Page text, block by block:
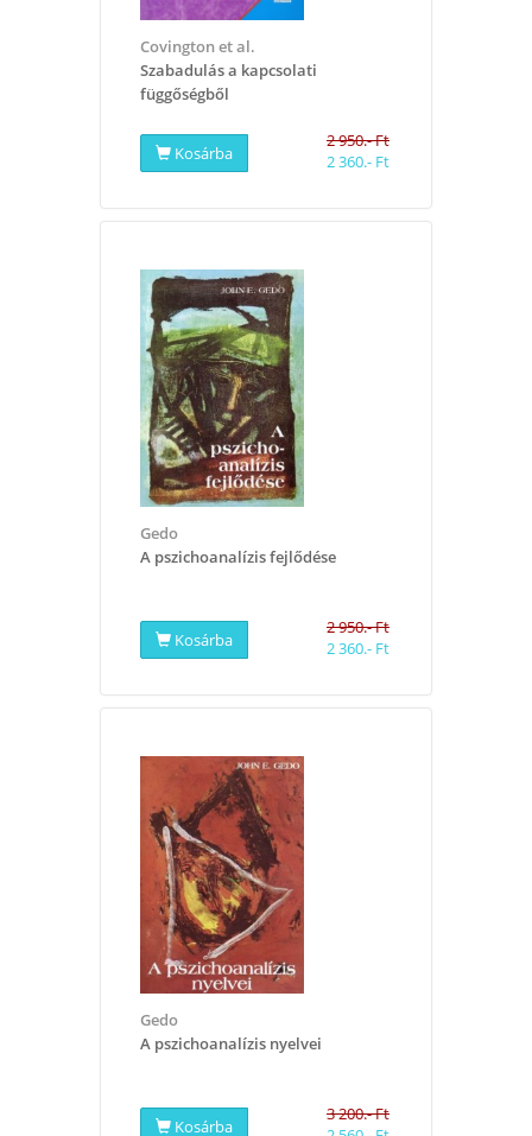
Covington et al.
Szabadulás a kapcsolati
függőségből
Kosárba
2 950.- Ft
2 360.- Ft
Gedo
A pszichoanalízis fejlődése
Kosárba
2 950.- Ft
2 360.- Ft
Gedo
A pszichoanalízis nyelvei
Kosárba
3 200.- Ft